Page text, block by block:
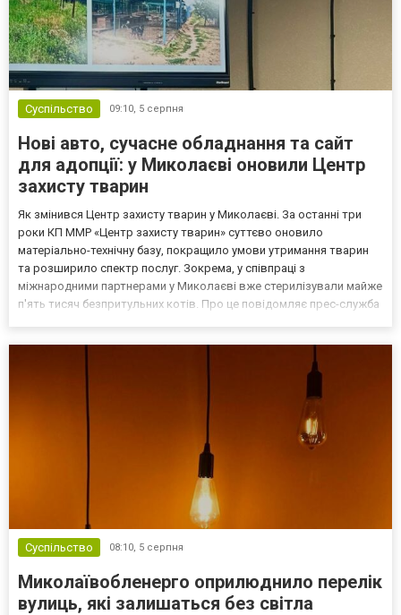
Суспільство 09:10, 5 серпня
Нові авто, сучасне обладнання та сайт
для адопції: у Миколаєві оновили Центр
захисту тварин
Як змінився Центр захисту тварин у Миколаєві. За останні три
роки КП ММР «Центр захисту тварин» суттєво оновило
матеріально-технічну базу, покращило умови утримання тварин
та розширило спектр послуг. Зокрема, у співпраці з
міжнародними партнерами у Миколаєві вже стерилізували майже
п'ять тисяч безпритульних котів. Про це повідомляє прес-служба
Суспільство 08:10, 5 серпня
Миколаївобленерго оприлюднило перелік
вулиць, які залишаться без світла